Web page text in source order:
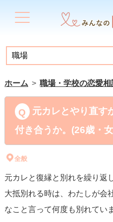
ホーム 職場・学校の恋愛相
元カレとやり直す
付き合うか。(26歳・女
全般
元カレと復縁と別れを繰り返
大抵別れる時は、わたしが
なこと言って何度も別れてい